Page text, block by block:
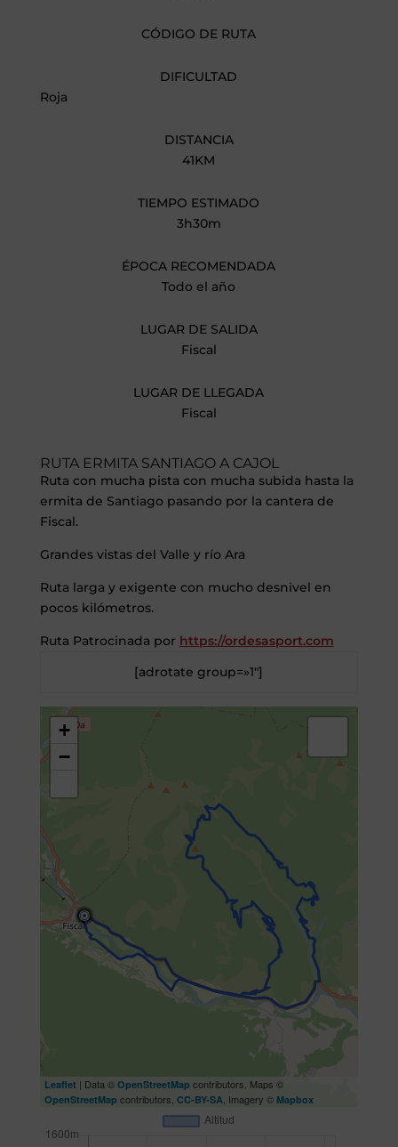
CÓDIGO DE RUTA
DIFICULTAD
Roja
DISTANCIA
41KM
TIEMPO ESTIMADO
3h30m
ÉPOCA RECOMENDADA
Todo el año
LUGAR DE SALIDA
Fiscal
LUGAR DE LLEGADA
Fiscal
RUTA ERMITA SANTIAGO A CAJOL
Ruta con mucha pista con mucha subida hasta la
ermita de Santiago pasando por la cantera de
Fiscal.
Grandes vistas del Valle y río Ara
Ruta larga y exigente con mucho desnivel en
pocos kilómetros.
Ruta Patrocinada por https://ordesasport.com
[adrotate group=»1″]
+
−
Leaflet | Data © OpenStreetMap contributors, Maps ©
OpenStreetMap contributors, CC-BY-SA , Imagery © Mapbox